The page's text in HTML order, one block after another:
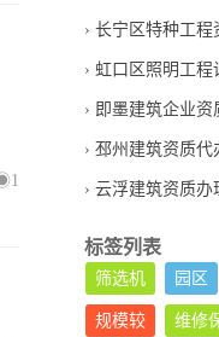
1
长宁区特种工程
虹口区照明工程
即墨建筑企业资
邳州建筑资质代
云浮建筑资质办
标签列表
筛选机 园区
规模较 维修